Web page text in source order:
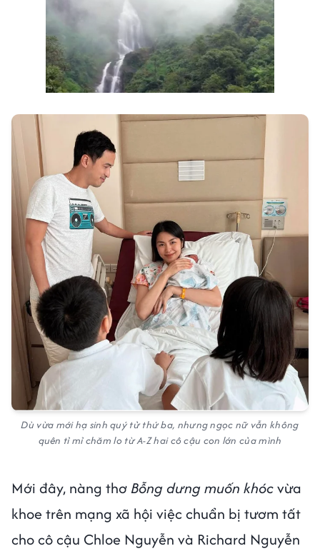
Dù vừa mới hạ sinh quý tử thứ ba, nhưng ngọc nữ vẫn không
quên tỉ mỉ chăm lo từ A-Z hai cô cậu con lớn của mình
Mới đây, nàng thơ Bỗng dưng muốn khócvừa
khoe trên mạng xã hội việc chuẩn bị tươm tất
cho cô cậu Chloe Nguyễn và Richard Nguyễn